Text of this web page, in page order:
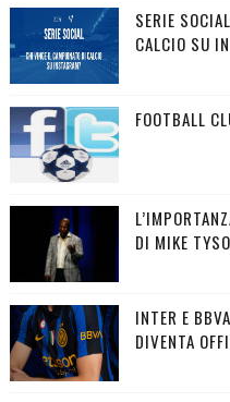
SERIE
CALCIO SU
FOOTBALL
DI MIKE
INTER E
DIVENTA